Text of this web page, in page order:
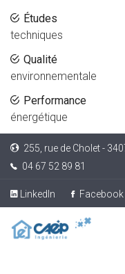
Études
techniques
Qualité
environnementale
Performance
énergétique
255, rue de Cholet -
04 67 52 89 81
LinkedIn Facebook